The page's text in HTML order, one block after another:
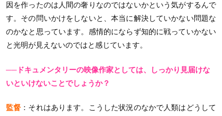
因を作ったのは人間の奢りなのではないかという気がするんで
す。その問いかけをしないと、本当に解決していかない問題な
のかなと思っています。感情的にならず知的に戦っていかない
と光明が見えないのではと感じています。
──ドキュメンタリーの映像作家としては、しっかり見届けな
いといけないことでしょうか？
監督 ：それはあります。こうした状況のなかで人類はどうして